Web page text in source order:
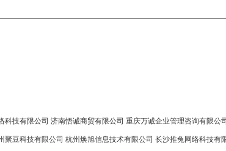
科技有限公司 济南悟诚商贸有限公司 重庆万诚企业管理咨询有限公司
聚豆科技有限公司 杭州焕旭信息技术有限公司 长沙推兔网络科技有